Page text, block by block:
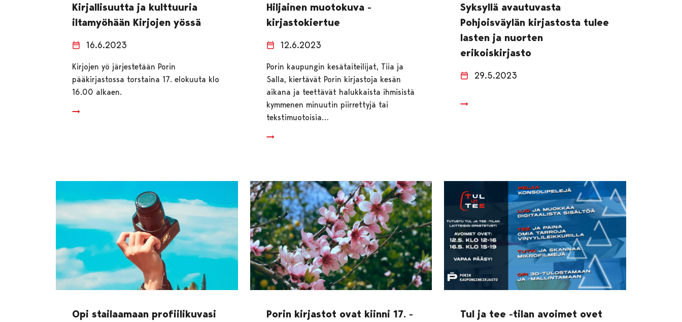
Kirjallisuutta ja kulttuuria
iltamyöhään Kirjojen yössä
16.6.2023
Kirjojen yö järjestetään Porin
pääkirjastossa torstaina 17. elokuuta klo
16.00 alkaen.
Hiljainen muotokuva -
kirjastokiertue
12.6.2023
Porin kaupungin kesätaiteilijat, Tiia ja
Salla, kiertävät Porin kirjastoja kesän
aikana ja teettävät halukkaista ihmisistä
kymmenen minuutin piirrettyjä tai
tekstimuotoisia…
Syksyllä avautuvasta
Pohjoisväylän kirjastosta tulee
lasten ja nuorten
erikoiskirjasto
29.5.2023
Opi stailaamaan profiilikuvasi
Porin kirjastot ovat kiinni 17. -
Tul ja tee -tilan avoimet ovet